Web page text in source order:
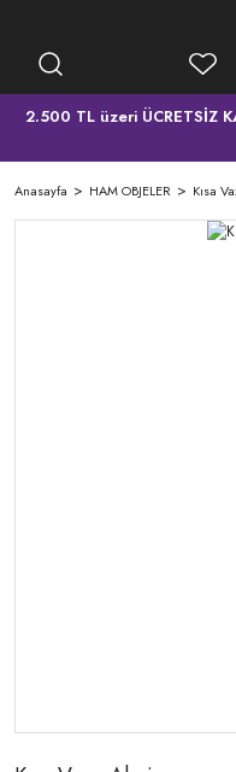
2.500 TL üzeri ÜCRETSİZ
Anasayfa HAM OBJELER Kısa